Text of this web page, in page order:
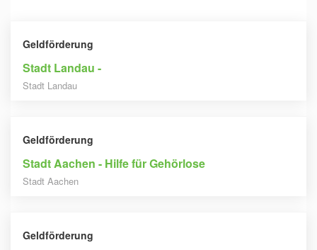
Geldförderung
Stadt Landau -
Stadt Landau
Geldförderung
Stadt Aachen - Hilfe für Gehörlose
Stadt Aachen
Geldförderung